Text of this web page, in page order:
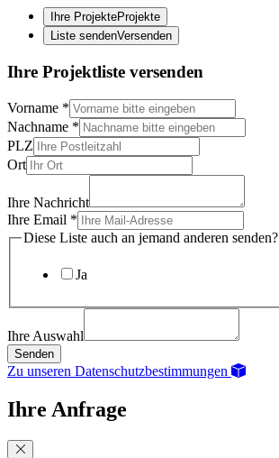
Ihre ProjekteProjekte
Liste sendenVersenden
Ihre Projektliste versenden
Vorname *
Nachname *
PLZ
Ort
Ihre Nachricht
Ihre Email *
Diese Liste auch an jemand anderen senden?
Ja
Ihre Auswahl
Senden
Zu unseren Datenschutzbestimmungen
Ihre Anfrage